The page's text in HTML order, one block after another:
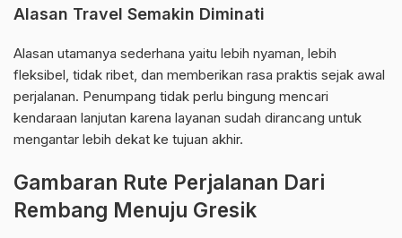
Alasan Travel Semakin Diminati
Alasan utamanya sederhana yaitu lebih nyaman, lebih
fleksibel, tidak ribet, dan memberikan rasa praktis sejak awal
perjalanan. Penumpang tidak perlu bingung mencari
kendaraan lanjutan karena layanan sudah dirancang untuk
mengantar lebih dekat ke tujuan akhir.
Gambaran Rute Perjalanan Dari
Rembang Menuju Gresik